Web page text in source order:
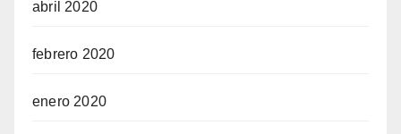
abril 2020
febrero 2020
enero 2020